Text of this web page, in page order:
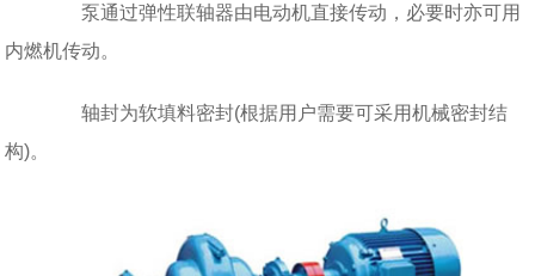
泵通过弹性联轴器由电动机直接传动，必要时亦可用
内燃机传动。
轴封为软填料密封(根据用户需要可采用机械密封结
构)。